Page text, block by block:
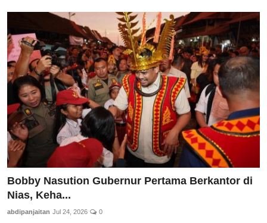
Bobby Nasution Gubernur Pertama Berkantor di
Nias, Keha...
abdipanjaitan Jul 24, 2026 0